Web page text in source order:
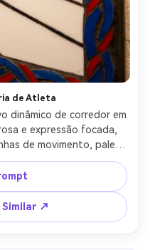
de Atleta
dinâmico de corredor em
e expressão focada,
de movimento, paleta
destaque em azulejo
simplificados, borda
e energético, padrão de
pronta para
de campo rasa --ar 4:5
Similar ↗